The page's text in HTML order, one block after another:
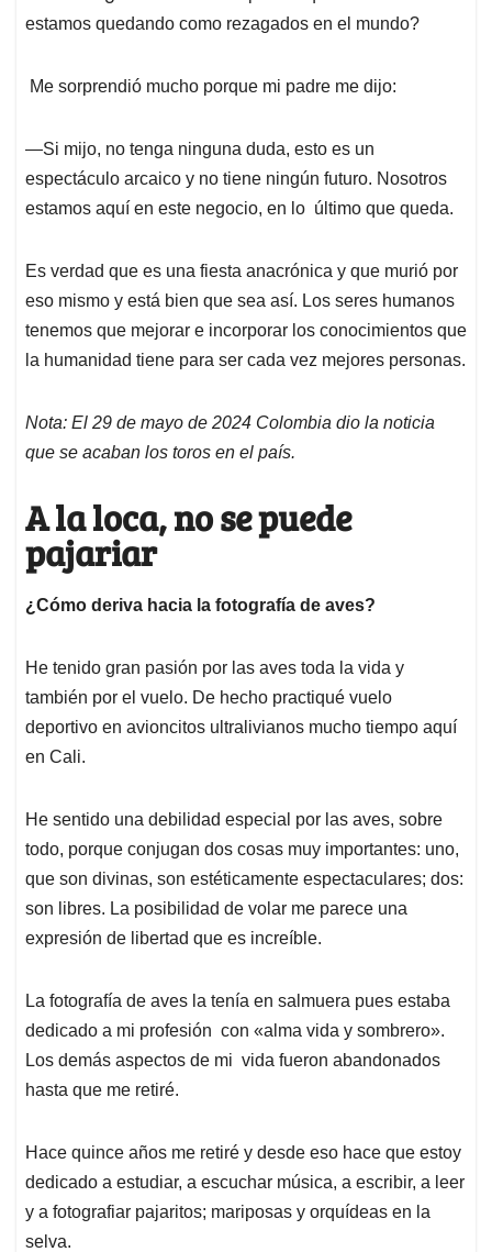
estamos quedando como rezagados en el mundo?
Me sorprendió mucho porque mi padre me dijo:
—Si mijo, no tenga ninguna duda, esto es un
espectáculo arcaico y no tiene ningún futuro. Nosotros
estamos aquí en este negocio, en lo último que queda.
Es verdad que es una fiesta anacrónica y que murió por
eso mismo y está bien que sea así. Los seres humanos
tenemos que mejorar e incorporar los conocimientos que
la humanidad tiene para ser cada vez mejores personas.
Nota: El 29 de mayo de 2024 Colombia dio la noticia
que se acaban los toros en el país.
A la loca, no se puede
pajariar
¿Cómo deriva hacia la fotografía de aves?
He tenido gran pasión por las aves toda la vida y
también por el vuelo. De hecho practiqué vuelo
deportivo en avioncitos ultralivianos mucho tiempo aquí
en Cali.
He sentido una debilidad especial por las aves, sobre
todo, porque conjugan dos cosas muy importantes: uno,
que son divinas, son estéticamente espectaculares; dos:
son libres. La posibilidad de volar me parece una
expresión de libertad que es increíble.
La fotografía de aves la tenía en salmuera pues estaba
dedicado a mi profesión con «alma vida y sombrero».
Los demás aspectos de mi vida fueron abandonados
hasta que me retiré.
Hace quince años me retiré y desde eso hace que estoy
dedicado a estudiar, a escuchar música, a escribir, a leer
y a fotografiar pajaritos; mariposas y orquídeas en la
selva.